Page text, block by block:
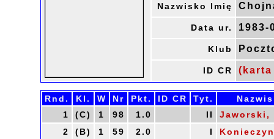
Nazwisko Imię
Data ur. 1983-
Klub
ID CR (karta
Rnd. Kl. W Nr Pkt. ID CR Tyt.
1
(C) 1 98 1.0 II
Jaworski,
2
(B) 1 59 2.0 I